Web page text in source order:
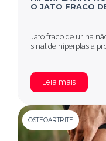
O JATO FRACO
Jato fraco de urina
sinal de hiperplasia
Leia mais
OSTEOARTRITE